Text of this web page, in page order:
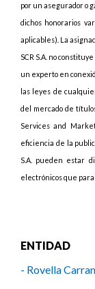
por un asegurador o
dichos honorarios
aplicables). La
SCR S.A. no
un experto en
las leyes de
del mercado de
Services and
eficiencia de la
S.A. pueden estar
electrónicos que
ENTIDAD
- Rovella